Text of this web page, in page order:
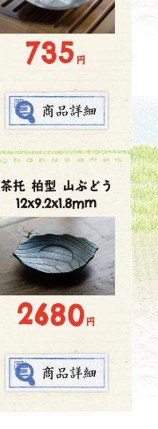
735円
茶托 柏型 山ぶどう
12x9.2x1.8mm
2680円